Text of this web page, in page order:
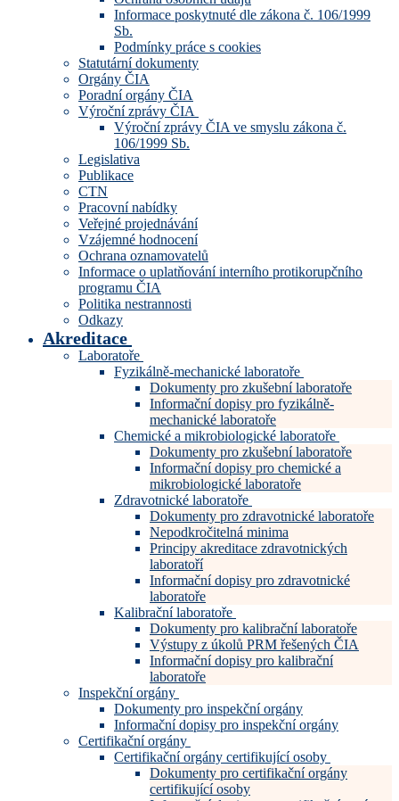
Informace poskytnuté dle zákona č. 106/1999
Sb.
Podmínky práce s cookies
Statutární dokumenty
Orgány ČIA
Poradní orgány ČIA
Výroční zprávy ČIA
Výroční zprávy ČIA ve smyslu zákona č.
106/1999 Sb.
Legislativa
Publikace
CTN
Pracovní nabídky
Veřejné projednávání
Vzájemné hodnocení
Ochrana oznamovatelů
Informace o uplatňování interního protikorupčního
programu ČIA
Politika nestrannosti
Odkazy
Akreditace
Laboratoře
Fyzikálně-mechanické laboratoře
Dokumenty pro zkušební laboratoře
Informační dopisy pro fyzikálně-
mechanické laboratoře
Chemické a mikrobiologické laboratoře
Dokumenty pro zkušební laboratoře
Informační dopisy pro chemické a
mikrobiologické laboratoře
Zdravotnické laboratoře
Dokumenty pro zdravotnické laboratoře
Nepodkročitelná minima
Principy akreditace zdravotnických
laboratoří
Informační dopisy pro zdravotnické
laboratoře
Kalibrační laboratoře
Dokumenty pro kalibrační laboratoře
Výstupy z úkolů PRM řešených ČIA
Informační dopisy pro kalibrační
laboratoře
Inspekční orgány
Dokumenty pro inspekční orgány
Informační dopisy pro inspekční orgány
Certifikační orgány
Certifikační orgány certifikující osoby
Dokumenty pro certifikační orgány
certifikující osoby